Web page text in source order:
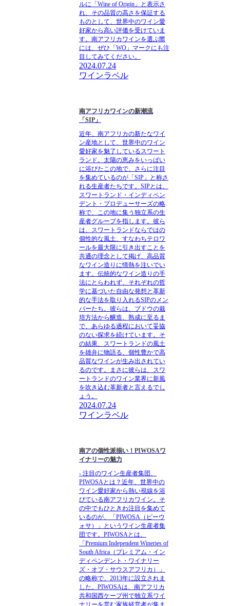
ルに「Wine of Origin」と表示さ
れ、その品質の高さを保証する
ものとして、世界中のワイン愛
好家から高い評価を受けていま
す。南アフリカワインを選ぶ際
には、ぜひ「WO」マークにも注
目してみてください。
2024.07.24
ワインラベル
南アフリカワインの新潮流
「SIP」
近年、南アフリカの新たなワイ
ン産地として、世界中のワイン
愛好家を魅了しているスワート
ランド。太陽の恵みをいっぱい
に浴びたこの地で、さらに注目
を集めているのが「SIP」と称さ
れる生産者たちです。SIPとは、
スワートランド・インディペン
デント・プロデューサーズの略
称で、この地に集う独立系の生
産者グループを指します。彼ら
は、スワートランドならではの
個性的な風土、すなわちテロワ
ールを最大限に引き出すことを
共通の理念として掲げ、高品質
なワイン造りに情熱を注いでい
ます。伝統的なワイン造りの手
法にとらわれず、それぞれの哲
学に基づいた自由な発想と革新
的な手法を取り入れるSIPのメン
バーたち。彼らは、ブドウの栽
培方法から醸造、熟成に至るま
で、あらゆる過程において妥協
のない探求を続けています。そ
の結果、スワートランドの風土
を雄弁に物語る、個性豊かで高
品質なワインが生み出されてい
るのです。まさに彼らは、スワ
ートランドのワイン業界に新風
を吹き込む革新者と言えるでし
ょう。
2024.07.24
ワインラベル
南アの個性派揃い！PIWOSAワ
イナリーの魅力
- 注目のワイン生産者集団、
PIWOSAとは？近年、世界中の
ワイン愛好家から熱い視線を浴
びている南アフリカワイン。そ
の中でもひときわ注目を集めて
いるのが、「PIWOSA（ピーウ
ォサ）」というワイン生産者集
団です。PIWOSAとは、
「Premium Independent Wineries of
South Africa（プレミアム・イン
ディペンデント・ワイナリー
ズ・オブ・サウスアフリカ）」
の略称で、2013年に設立されま
した。PIWOSAは、南アフリカ
共和国西ケープ州で独立系ワイ